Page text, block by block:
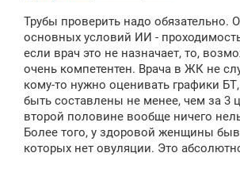
б
щ
н
и
Трубы проверить надо обязательно.
основных условий ИИ -
если врач это не назначает, то,
очень компетентен. Врача в ЖК не
кому-то нужно оценивать графики
быть составлены не менее, чем за 3
второй половине вообще ничего
Более того, у здоровой женщины
которых нет овуляции. Это